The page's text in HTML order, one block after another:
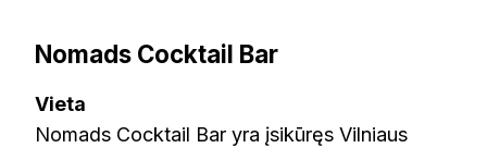
Nomads Cocktail Bar
Vieta
Nomads Cocktail Bar yra įsikūręs Vilniaus